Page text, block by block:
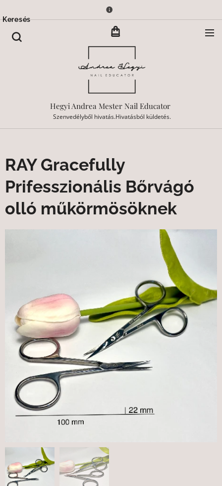
Hegyi Andrea Mester Nail Educator
Szenvedélyből hivatás.Hivatásból küldetés.
Keresés
RAY Gracefully
Prifesszionális Bőrvágó
olló műkörmösöknek